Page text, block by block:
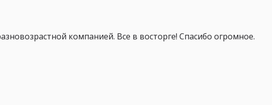
компанией. Все в восторге! Спасибо огромное.